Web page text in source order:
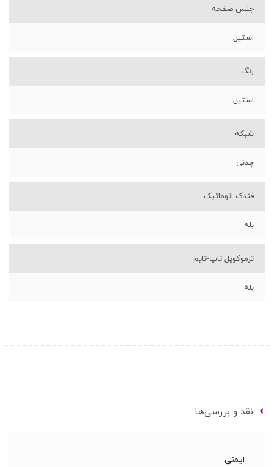
جنس صفحه
استیل
رنگ
استیل
شبکه
چدنی
فندک اتوماتیک
بله
ترموکوپل تاپ-تایم
بله
نقد و بررسی‌ها
ایمنی